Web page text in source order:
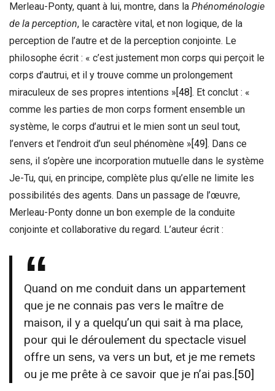
Merleau-Ponty, quant à lui, montre, dans la Phénoménologie
de la perception, le caractère vital, et non logique, de la
perception de l’autre et de la perception conjointe. Le
philosophe écrit : « c’est justement mon corps qui perçoit le
corps d’autrui, et il y trouve comme un prolongement
miraculeux de ses propres intentions » [48] . Et conclut : «
comme les parties de mon corps forment ensemble un
système, le corps d’autrui et le mien sont un seul tout,
l’envers et l’endroit d’un seul phénomène » [49] . Dans ce
sens, il s’opère une incorporation mutuelle dans le système
Je-Tu, qui, en principe, complète plus qu’elle ne limite les
possibilités des agents. Dans un passage de l’œuvre,
Merleau-Ponty donne un bon exemple de la conduite
conjointe et collaborative du regard. L’auteur écrit :
Quand on me conduit dans un appartement
que je ne connais pas vers le maître de
maison, il y a quelqu’un qui sait à ma place,
pour qui le déroulement du spectacle visuel
offre un sens, va vers un but, et je me remets
ou je me prête à ce savoir que je n’ai pas.[50]